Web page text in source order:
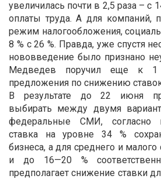
увеличилась почти в 2,5 раза – с
оплаты труда. А для компаний,
режим налогообложения,
8 % с 26 %. Правда, уже спустя
нововведение было признано
Медведев поручил еще к 1
предложения по снижению
В результате до 22 июня
выбирать между двумя
федеральные СМИ, согласно
ставка на уровне 34 %
бизнеса, а для среднего и малого
и до 16—20 %
предполагает снижение ставки